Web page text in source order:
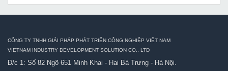
CÔNG TY TNHH GIẢI PHÁP PHÁT TRIỂN CÔNG NGHIỆP VIỆT NAM
VIETNAM INDUSTRY DEVELOPMENT SOLUTION CO., LTD
Đ/c 1: Số 82 Ngõ 651 Minh Khai - Hai Bà Trưng - Hà Nội.